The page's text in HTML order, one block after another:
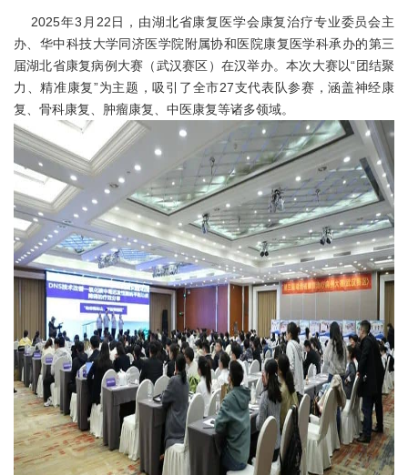
2025年3月22日，由湖北省康复医学会康复治疗专业委员会主
办、华中科技大学同济医学院附属协和医院康复医学科承办的第三
届湖北省康复病例大赛（武汉赛区）在汉举办。本次大赛以“团结聚
力、精准康复”为主题，吸引了全市27支代表队参赛，涵盖神经康
复、骨科康复、肿瘤康复、中医康复等诸多领域。